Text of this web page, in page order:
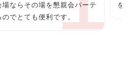
ならその場を懇親会パーテ
でとても便利です。
を